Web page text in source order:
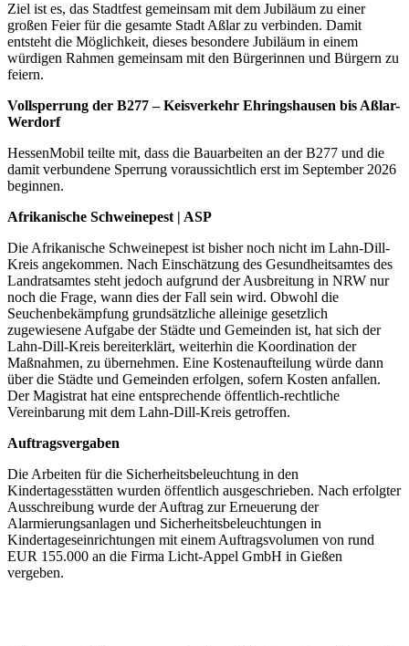
Ziel ist es, das Stadtfest gemeinsam mit dem Jubiläum zu einer
großen Feier für die gesamte Stadt Aßlar zu verbinden. Damit
entsteht die Möglichkeit, dieses besondere Jubiläum in einem
würdigen Rahmen gemeinsam mit den Bürgerinnen und Bürgern zu
feiern.
Vollsperrung der B277 – Keisverkehr Ehringshausen bis Aßlar-
Werdorf
HessenMobil teilte mit, dass die Bauarbeiten an der B277 und die
damit verbundene Sperrung voraussichtlich erst im September 2026
beginnen.
Afrikanische Schweinepest | ASP
Die Afrikanische Schweinepest ist bisher noch nicht im Lahn-Dill-
Kreis angekommen. Nach Einschätzung des Gesundheitsamtes des
Landratsamtes steht jedoch aufgrund der Ausbreitung in NRW nur
noch die Frage, wann dies der Fall sein wird. Obwohl die
Seuchenbekämpfung grundsätzliche alleinige gesetzlich
zugewiesene Aufgabe der Städte und Gemeinden ist, hat sich der
Lahn-Dill-Kreis bereiterklärt, weiterhin die Koordination der
Maßnahmen, zu übernehmen. Eine Kostenaufteilung würde dann
über die Städte und Gemeinden erfolgen, sofern Kosten anfallen.
Der Magistrat hat eine entsprechende öffentlich-rechtliche
Vereinbarung mit dem Lahn-Dill-Kreis getroffen.
Auftragsvergaben
Die Arbeiten für die Sicherheitsbeleuchtung in den
Kindertagesstätten wurden öffentlich ausgeschrieben. Nach erfolgter
Ausschreibung wurde der Auftrag zur Erneuerung der
Alarmierungsanlagen und Sicherheitsbeleuchtungen in
Kindertageseinrichtungen mit einem Auftragsvolumen von rund
EUR 155.000 an die Firma Licht-Appel GmbH in Gießen
vergeben.